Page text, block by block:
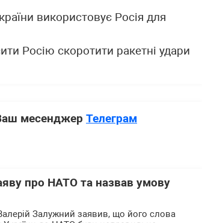
використовує Росія для
Росію скоротити ракетні удари
месенджер Телеграм
про НАТО та назвав умову
Залужний заявив, що його слова